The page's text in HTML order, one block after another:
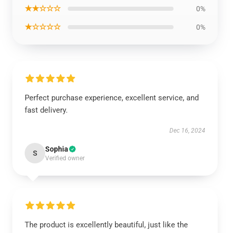
★★☆☆☆ 0%
★☆☆☆☆ 0%
Perfect purchase experience, excellent service, and
fast delivery.
Dec 16, 2024
S Sophia
Verified owner
The product is excellently beautiful, just like the